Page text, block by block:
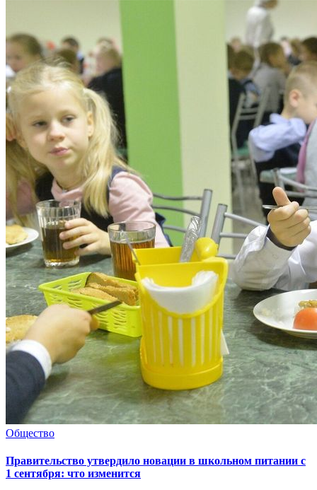
Общество
Правительство утвердило новации в школьном питании с
1 сентября: что изменится